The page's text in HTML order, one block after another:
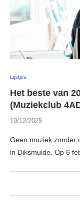
Lijstjes
Het beste van
(Muziekclub
19/12/2025
Geen muziek zonder
in Diksmuide. Op 6